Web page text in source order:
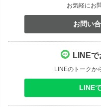
お気軽にお
お問い
LINE
LINEのトークか
LINE